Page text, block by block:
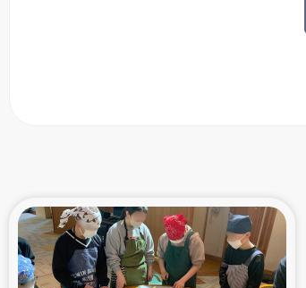
東ティモール豪雨
スリランカ 緊急人